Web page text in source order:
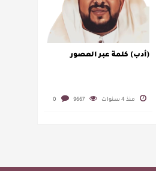
(أدب) كلمة عبر العصور
منذ 4 سنوات 9667
0